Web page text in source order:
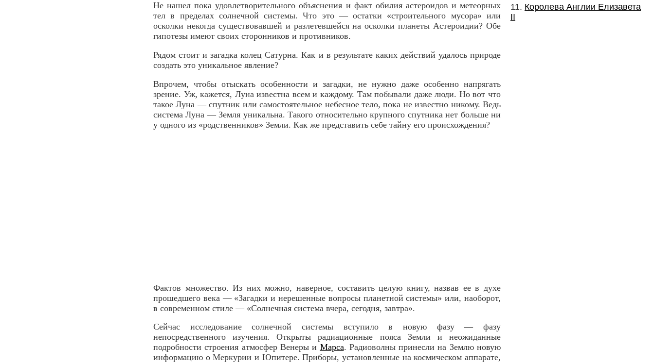
Не нашел пока удовлетворительного объяснения и факт обилия астероидов и метеорных
тел в пределах солнечной системы. Что это — остатки «строительного мусора» или
осколки некогда существовавшей и разлетевшейся на осколки планеты Астероидии? Обе
гипотезы имеют своих сторонников и противников.
Рядом стоит и загадка колец Сатурна. Как и в результате каких действий удалось природе
создать это уникальное явление?
Впрочем, чтобы отыскать особенности и загадки, не нужно даже особенно напрягать
зрение. Уж, кажется, Луна известна всем и каждому. Там побывали даже люди. Но вот что
такое Луна — спутник или самостоятельное небесное тело, пока не известно никому. Ведь
система Луна — Земля уникальна. Такого относительно крупного спутника нет больше ни
у одного из «родственников» Земли. Как же представить себе тайну его происхождения?
Фактов множество. Из них можно, наверное, составить целую книгу, назвав ее в духе
прошедшего века — «Загадки и нерешенные вопросы планетной системы» или, наоборот,
в современном стиле — «Солнечная система вчера, сегодня, завтра».
Сейчас исследование солнечной системы вступило в новую фазу — фазу
непосредственного изучения. Открыты радиационные пояса Земли и неожиданные
подробности строения атмосфер Венеры и Марса. Радиоволны принесли на Землю новую
информацию о Меркурии и Юпитере. Приборы, установленные на космическом аппарате,
Королева Англии Елизавета
II